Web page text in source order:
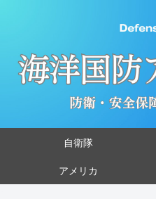
自衛隊
アメリカ